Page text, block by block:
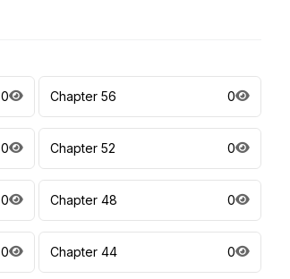
0 Chapter 56 0
0 Chapter 52 0
0 Chapter 48 0
0 Chapter 44 0